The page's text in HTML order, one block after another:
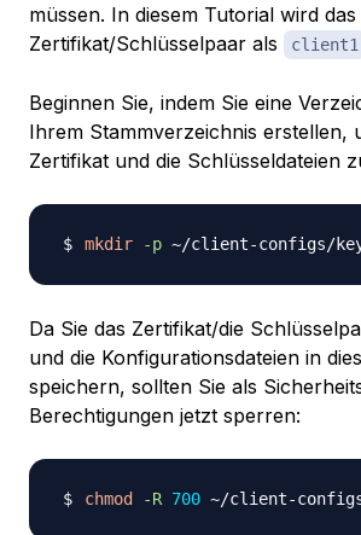
müssen. In diesem Tutorial wird
Zertifikat/Schlüsselpaar als
client1
Beginnen Sie, indem Sie eine
Ihrem Stammverzeichnis erstellen,
Zertifikat und die Schlüsseldateien
mkdir -p
Da Sie das Zertifikat/die
und die Konfigurationsdateien in
speichern, sollten Sie als
Berechtigungen jetzt sperren:
chmod -R 700